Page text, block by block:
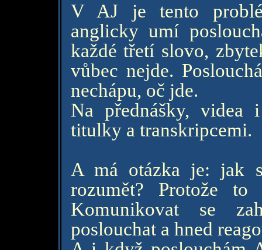
V AJ je tento
anglicky umí
každé třetí slovo,
vůbec nejde.
nechápu, oč jde.
Na přednášky,
titulky a transkripcemi.
A má otázka je: jak
rozumět? Protože
Komunikovat se
poslouchat a hned